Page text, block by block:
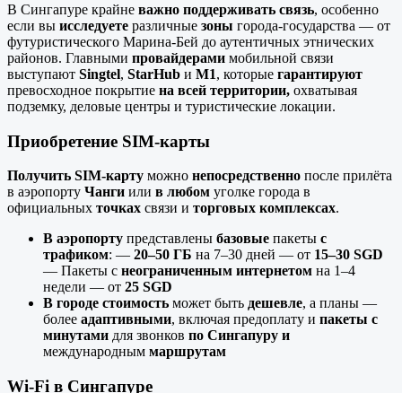
В Сингапуре крайне важно поддерживать связь, особенно
если вы исследуете различные зоны города-государства — от
футуристического Марина-Бей до аутентичных этнических
районов. Главными провайдерами мобильной связи
выступают Singtel, StarHub и M1, которые гарантируют
превосходное покрытие на всей территории, охватывая
подземку, деловые центры и туристические локации.
Приобретение SIM-карты
Получить SIM-карту можно непосредственно после прилёта
в аэропорту Чанги или в любом уголке города в
официальных точках связи и торговых комплексах.
В аэропорту представлены базовые пакеты с
трафиком: — 20–50 ГБ на 7–30 дней — от 15–30 SGD
— Пакеты с неограниченным интернетом на 1–4
недели — от 25 SGD
В городе стоимость может быть дешевле, а планы —
более адаптивными, включая предоплату и пакеты с
минутами для звонков по Сингапуру и
международным маршрутам
Wi-Fi в Сингапуре